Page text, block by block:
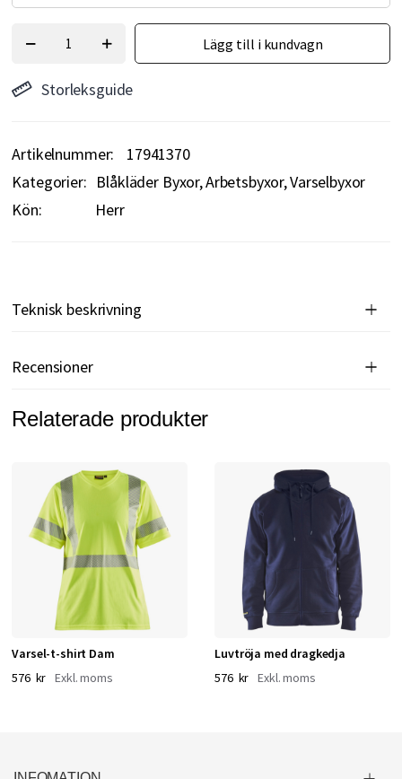
Lägg till i kundvagn
Storleksguide
Artikelnummer
17941370
Kategorier: Blåkläder Byxor Arbetsbyxor Varselbyxor
Kön:
Herr
Teknisk beskrivning
Recensioner
Relaterade produkter
Varsel-t-shirt Dam
576 kr
Luvtröja med dragkedja
576 kr